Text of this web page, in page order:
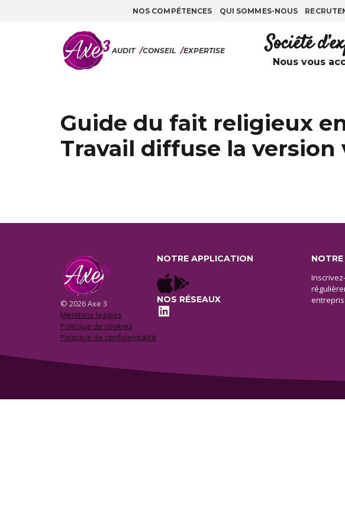
NOS COMPÉTENCES QUI SOMMES-NOUS
AUDIT /CONSEIL /EXPERTISE Société
Nous vous
Guide du fait religieux
Travail diffuse la version
© 2026 Axe 3
Mentions legales
Politique de cookies
Politique de confidentialité
NOTRE APPLICATION
NOS RÉSEAUX
LinkedIn